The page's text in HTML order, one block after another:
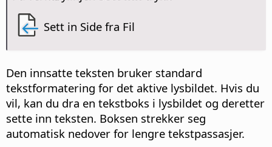
Sett in Side fra Fil
Den innsatte teksten bruker standard
tekstformatering for det aktive lysbildet. Hvis du
vil, kan du dra en tekstboks i lysbildet og deretter
sette inn teksten. Boksen strekker seg
automatisk nedover for lengre tekstpassasjer.